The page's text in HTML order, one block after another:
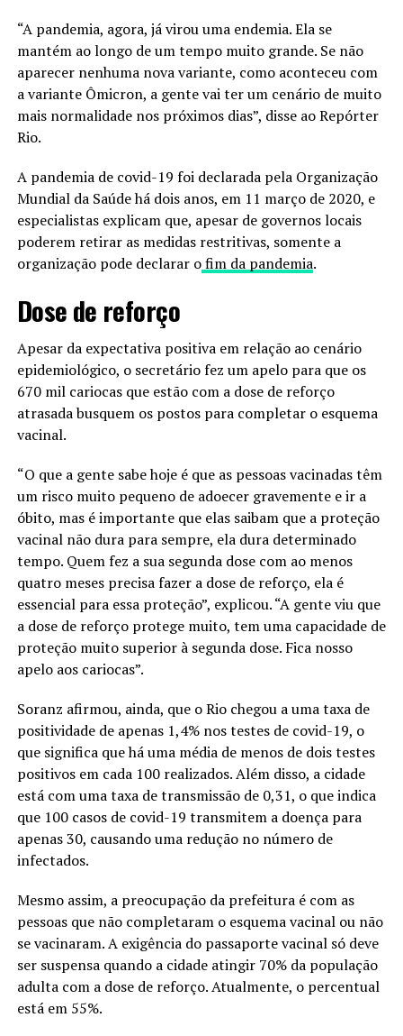
“A pandemia, agora, já virou uma endemia. Ela se
mantém ao longo de um tempo muito grande. Se não
aparecer nenhuma nova variante, como aconteceu com
a variante Ômicron, a gente vai ter um cenário de muito
mais normalidade nos próximos dias”, disse ao Repórter
Rio.
A pandemia de covid-19 foi declarada pela Organização
Mundial da Saúde há dois anos, em 11 março de 2020, e
especialistas explicam que, apesar de governos locais
poderem retirar as medidas restritivas, somente a
organização pode declarar ofim da pandemia.
Dose de reforço
Apesar da expectativa positiva em relação ao cenário
epidemiológico, o secretário fez um apelo para que os
670 mil cariocas que estão com a dose de reforço
atrasada busquem os postos para completar o esquema
vacinal.
“O que a gente sabe hoje é que as pessoas vacinadas têm
um risco muito pequeno de adoecer gravemente e ir a
óbito, mas é importante que elas saibam que a proteção
vacinal não dura para sempre, ela dura determinado
tempo. Quem fez a sua segunda dose com ao menos
quatro meses precisa fazer a dose de reforço, ela é
essencial para essa proteção”, explicou. “A gente viu que
a dose de reforço protege muito, tem uma capacidade de
proteção muito superior à segunda dose. Fica nosso
apelo aos cariocas”.
Soranz afirmou, ainda, que o Rio chegou a uma taxa de
positividade de apenas 1,4% nos testes de covid-19, o
que significa que há uma média de menos de dois testes
positivos em cada 100 realizados. Além disso, a cidade
está com uma taxa de transmissão de 0,31, o que indica
que 100 casos de covid-19 transmitem a doença para
apenas 30, causando uma redução no número de
infectados.
Mesmo assim, a preocupação da prefeitura é com as
pessoas que não completaram o esquema vacinal ou não
se vacinaram. A exigência do passaporte vacinal só deve
ser suspensa quando a cidade atingir 70% da população
adulta com a dose de reforço. Atualmente, o percentual
está em 55%.